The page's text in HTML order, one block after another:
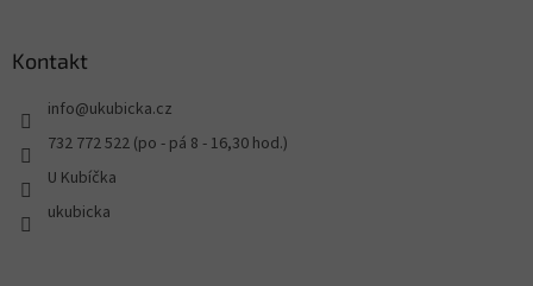
Kontakt
info@ukubicka.cz
732 772 522 (po - pá 8 - 16,30 hod.)
U Kubíčka
ukubicka